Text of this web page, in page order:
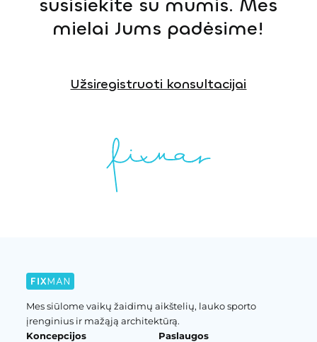
susisiekite su mumis. Mes
mielai Jums padėsime!
Užsiregistruoti konsultacijai
Mes siūlome vaikų žaidimų aikštelių, lauko sporto
įrenginius ir mažąją architektūrą.
Koncepcijos
Paslaugos